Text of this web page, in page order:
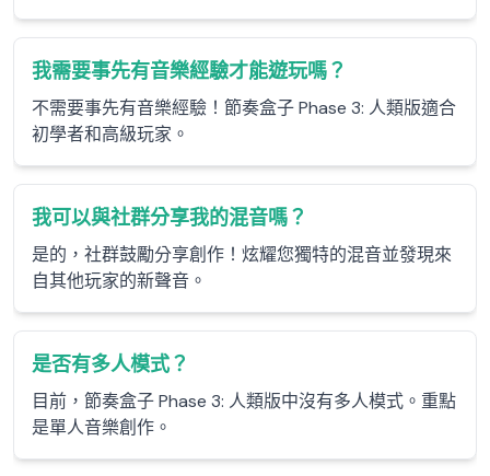
我需要事先有音樂經驗才能遊玩嗎？
不需要事先有音樂經驗！節奏盒子 Phase 3: 人類版適合
初學者和高級玩家。
我可以與社群分享我的混音嗎？
是的，社群鼓勵分享創作！炫耀您獨特的混音並發現來
自其他玩家的新聲音。
是否有多人模式？
目前，節奏盒子 Phase 3: 人類版中沒有多人模式。重點
是單人音樂創作。